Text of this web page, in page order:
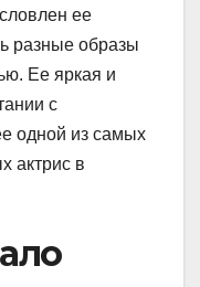
ее
разные образы
Ее яркая и
с
одной из самых
актрис в